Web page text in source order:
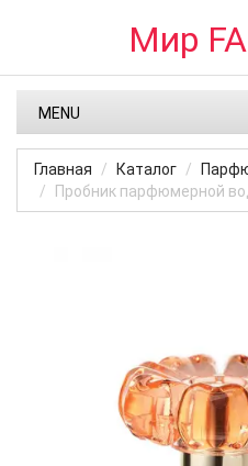
Мир
MENU
Главная Каталог
Пробник парфюмерной